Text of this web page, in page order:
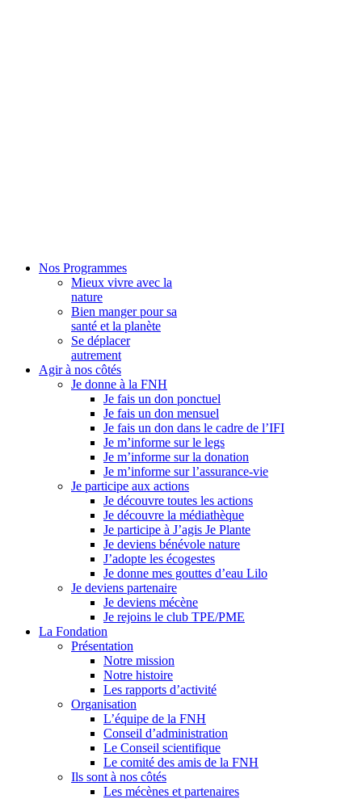
Nos Programmes
Mieux vivre avec la
nature
Bien manger pour sa
santé et la planète
Se déplacer
autrement
Agir à nos côtés
Je donne à la FNH
Je fais un don ponctuel
Je fais un don mensuel
Je fais un don dans le cadre de l’IFI
Je m’informe sur le legs
Je m’informe sur la donation
Je m’informe sur l’assurance-vie
Je participe aux actions
Je découvre toutes les actions
Je découvre la médiathèque
Je participe à J’agis Je Plante
Je deviens bénévole nature
J’adopte les écogestes
Je donne mes gouttes d’eau Lilo
Je deviens partenaire
Je deviens mécène
Je rejoins le club TPE/PME
La Fondation
Présentation
Notre mission
Notre histoire
Les rapports d’activité
Organisation
L’équipe de la FNH
Conseil d’administration
Le Conseil scientifique
Le comité des amis de la FNH
Ils sont à nos côtés
Les mécènes et partenaires